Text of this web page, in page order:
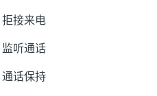
拒接来电
监听通话
通话保持